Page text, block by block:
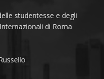
studentesse e degli
di Roma